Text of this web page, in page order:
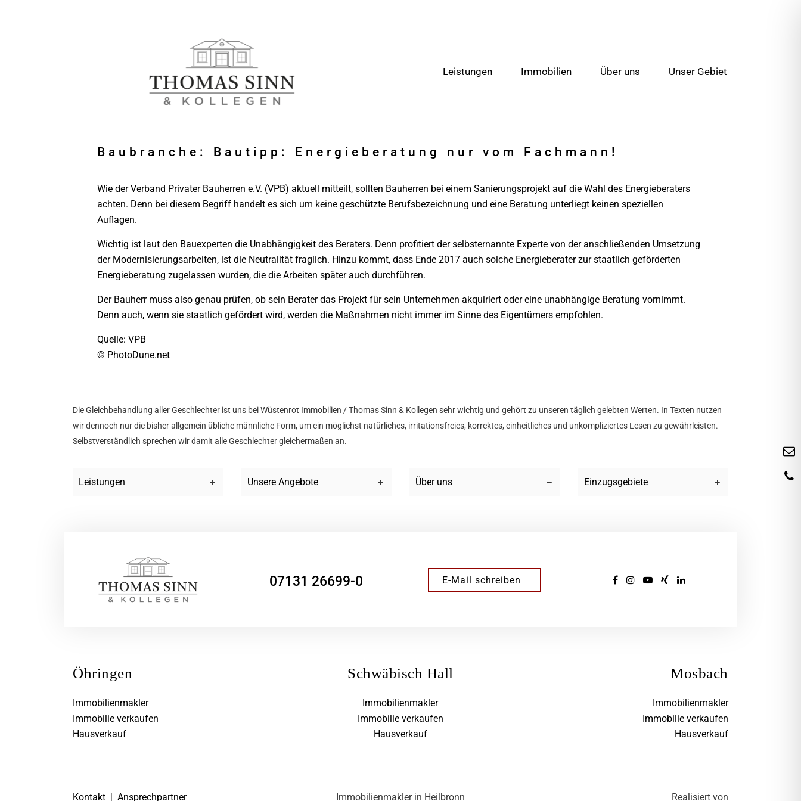
Leistungen Immobilien Über uns Unser Gebiet
Baubranche: Bautipp: Energieberatung nur vom Fachmann!
Wie der Verband Privater Bauherren e.V. (VPB) aktuell mitteilt, sollten Bauherren bei einem Sanierungsprojekt auf die Wahl des Energieberaters
achten. Denn bei diesem Begriff handelt es sich um keine geschützte Berufsbezeichnung und eine Beratung unterliegt keinen speziellen
Auflagen.
Wichtig ist laut den Bauexperten die Unabhängigkeit des Beraters. Denn profitiert der selbsternannte Experte von der anschließenden Umsetzung
der Modernisierungsarbeiten, ist die Neutralität fraglich. Hinzu kommt, dass Ende 2017 auch solche Energieberater zur staatlich geförderten
Energieberatung zugelassen wurden, die die Arbeiten später auch durchführen.
Der Bauherr muss also genau prüfen, ob sein Berater das Projekt für sein Unternehmen akquiriert oder eine unabhängige Beratung vornimmt.
Denn auch, wenn sie staatlich gefördert wird, werden die Maßnahmen nicht immer im Sinne des Eigentümers empfohlen.
Quelle: VPB
© PhotoDune.net
Die Gleichbehandlung aller Geschlechter ist uns bei Wüstenrot Immobilien / Thomas Sinn & Kollegen sehr wichtig und gehört zu unseren täglich gelebten Werten. In Texten nutzen
wir dennoch nur die bisher allgemein übliche männliche Form, um ein möglichst natürliches, irritationsfreies, korrektes, einheitliches und unkompliziertes Lesen zu gewährleisten.
Selbstverständlich sprechen wir damit alle Geschlechter gleichermaßen an.
Leistungen Unsere Angebote Über uns Einzugsgebiete
07131 26699-0 E-Mail schreiben
Öhringen
Immobilienmakler
Immobilie verkaufen
Hausverkauf
Schwäbisch Hall
Immobilienmakler
Immobilie verkaufen
Hausverkauf
Mosbach
Immobilienmakler
Immobilie verkaufen
Hausverkauf
Kontakt Ansprechpartner Immobilienmakler in Heilbronn Realisiert von